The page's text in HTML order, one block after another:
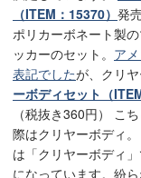
（ITEM：15370） 発
ポリカーボネート製
ッカーのセット。 ア
表記でしたが、クリ
ーボディセット（
（税抜き360円） こ
際はクリヤーボディ
は「クリヤーボディ
になっています。紛